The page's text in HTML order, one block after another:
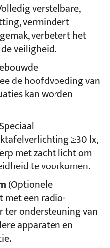
verstelbare,
vermindert
verbetert het
veiligheid.
de hoofdvoeding van
kan worden
≥30 lx,
met zacht licht om
te voorkomen.
(Optionele
met een radio-
ter ondersteuning van
apparaten en